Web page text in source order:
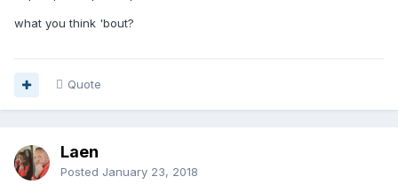
what you think 'bout?
Quote
Laen
Posted January 23, 2018